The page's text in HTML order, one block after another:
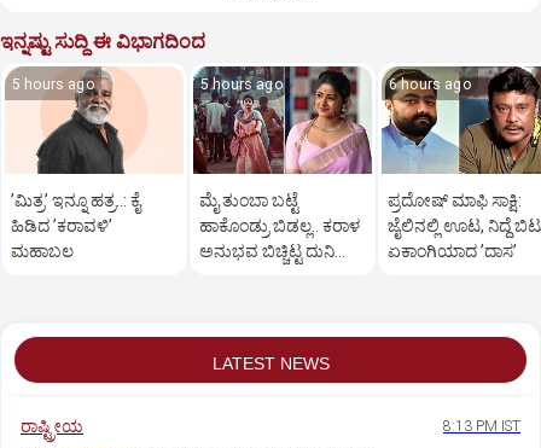
ಇನ್ನಷ್ಟು ಸುದ್ದಿ ಈ ವಿಭಾಗದಿಂದ
5 hours ago
ʼಮಿತ್ರʼ ಇನ್ನೂ ಹತ್ರ..: ಕೈ
ಹಿಡಿದ ʼಕರಾವಳಿʼ
ಮಹಾಬಲ
5 hours ago
ಮೈ ತುಂಬಾ ಬಟ್ಟೆ
ಹಾಕೊಂಡ್ರು ಬಿಡಲ್ಲ.. ಕರಾಳ
ಅನುಭವ ಬಿಚ್ಚಿಟ್ಟ ದುನಿಯಾ
6 hours ago
ಪ್ರದೋಷ್‌ ಮಾಫಿ ಸಾಕ್ಷಿ:
ಜೈಲಿನಲ್ಲಿ ಊಟ, ನಿದ್ದೆ
ಏಕಾಂಗಿಯಾದ ʼದಾಸʼ
LATEST NEWS
ರಾಷ್ಟ್ರೀಯ 8:13 PM IST